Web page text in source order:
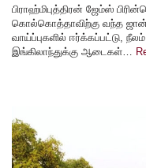
பிராஹ்மிபுத்திரன் ஜேம்ஸ்
கொல்கொத்தாவிற்கு வந்த ஜான்
வாய்ப்புகளில் ஈர்க்கப்பட்டு,
இங்கிலாந்துக்கு ஆடைகள்…